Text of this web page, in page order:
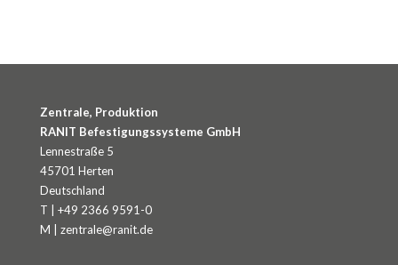
Zentrale, Produktion
RANIT Befestigungssysteme GmbH
Lennestraße 5
45701 Herten
Deutschland
T | +49 2366 9591-0
M | zentrale@ranit.de